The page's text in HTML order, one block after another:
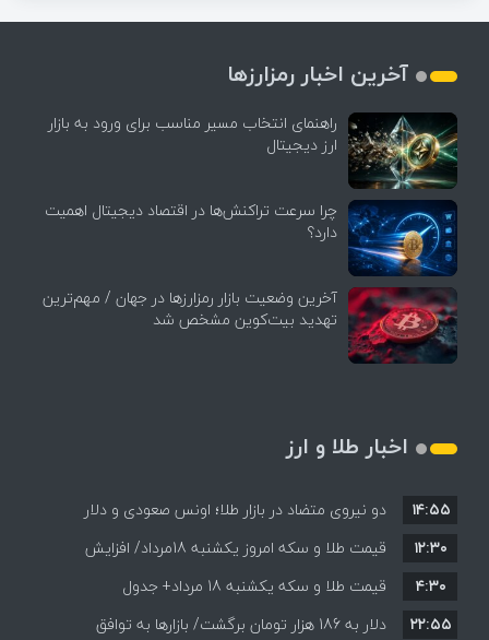
آخرین اخبار رمزارزها
راهنمای انتخاب مسیر مناسب برای ورود به بازار
ارز دیجیتال
چرا سرعت تراکنش‌ها در اقتصاد دیجیتال اهمیت
دارد؟
آخرین وضعیت بازار رمزارزها در جهان / مهم‌ترین
تهدید بیت‌کوین مشخص شد
اخبار طلا و ارز
دو نیروی متضاد در بازار طلا؛ اونس صعودی و دلار
نزولی
۱۴:۵۵
قیمت طلا و سکه امروز یکشنبه 18مرداد/ افزایش
قیمت ها + جدول و جزئیات
۱۲:۳۰
قیمت طلا و سکه یکشنبه 18 مرداد+ جدول
۴:۳۰
دلار به 186 هزار تومان برگشت/ بازارها به توافق
۲۲:۵۵